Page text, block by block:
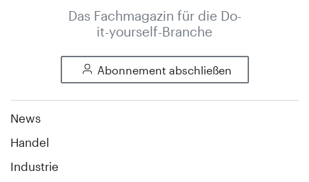
Das Fachmagazin für die Do-
it-yourself-Branche
Abonnement abschließen
News
Handel
Industrie